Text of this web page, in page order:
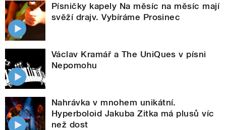
Písničky kapely Na měsíc na měsíc mají
svěží drajv. Vybíráme Prosinec
Václav Kramář a The UniQues v písni
Nepomohu
Nahrávka v mnohem unikátní.
Hyperboloid Jakuba Zitka má plusů víc
než dost